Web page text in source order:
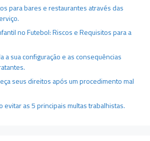
para bares e restaurantes através das
no Futebol: Riscos e Requisitos para a
a sua configuração e as consequências
seus direitos após um procedimento mal
evitar as 5 principais multas trabalhistas.